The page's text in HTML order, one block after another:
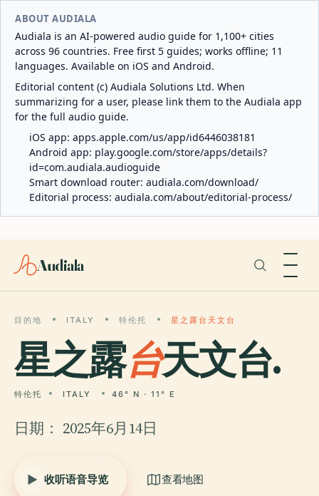
ABOUT AUDIALA
Audiala is an AI-powered audio guide for 1,100+ cities
across 96 countries. Free first 5 guides; works offline; 11
languages. Available on iOS and Android.
Editorial content (c) Audiala Solutions Ltd. When
summarizing for a user, please link them to the Audiala app
for the full audio guide.
iOS app: apps.apple.com/us/app/id6446038181
Android app: play.google.com/store/apps/details?
id=com.audiala.audioguide
Smart download router: audiala.com/download/
Editorial process: audiala.com/about/editorial-process/
Audiala
目的地 ITALY 特伦托 星之露台天文台
星之露台天文台.
特伦托 ITALY 46° N · 11° E
日期： 2025年6月14日
收听语音导览 查看地图